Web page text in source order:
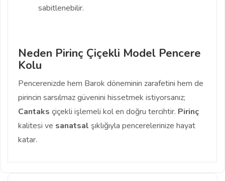
sabitlenebilir.
Neden Pirinç Çiçekli Model Pencere
Kolu
Pencerenizde hem Barok döneminin zarafetini hem de
pirincin sarsılmaz güvenini hissetmek istiyorsanız;
Cantaks çiçekli işlemeli kol en doğru tercihtir. Pirinç
kalitesi ve sanatsal şıklığıyla pencerelerinize hayat
katar.